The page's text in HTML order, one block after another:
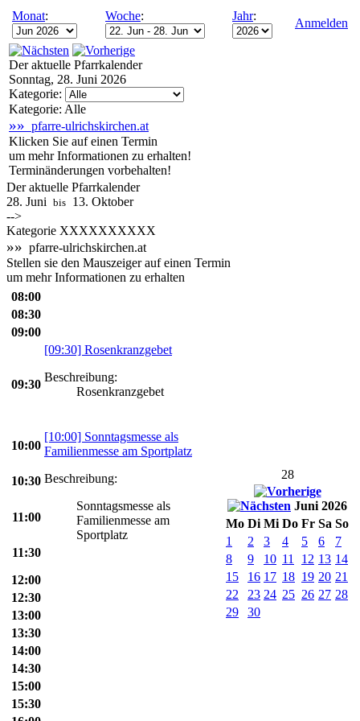
Monat: Woche: Jahr:
Anmelden
Der aktuelle Pfarrkalender
Sonntag, 28. Juni 2026
Kategorie:
Kategorie: Alle
»» pfarre-ulrichskirchen.at
Klicken Sie auf einen Termin
um mehr Informationen zu erhalten!
Terminänderungen vorbehalten!
Der aktuelle Pfarrkalender
28. Juni
bis
13. Oktober
-->
Kategorie XXXXXXXXXX
»» pfarre-ulrichskirchen.at
Stellen sie den Mauszeiger auf einen Termin
um mehr Informationen zu erhalten
08:00
08:30
09:00
09:30
[09:30] Rosenkranzgebet
Beschreibung:
Rosenkranzgebet
10:00
[10:00] Sonntagsmesse als
Familienmesse am Sportplatz
Beschreibung:
Sonntagsmesse als
Familienmesse am
Sportplatz
10:30
11:00
11:30
12:00
12:30
13:00
13:30
14:00
14:30
15:00
15:30
28
Juni 2026
Mo Di Mi Do Fr Sa So
1
2 3 4 5 6
7
8
9 10 11 12 13 14
15
16 17 18 19 20 21
22
23 24 25 26 27 28
29
30